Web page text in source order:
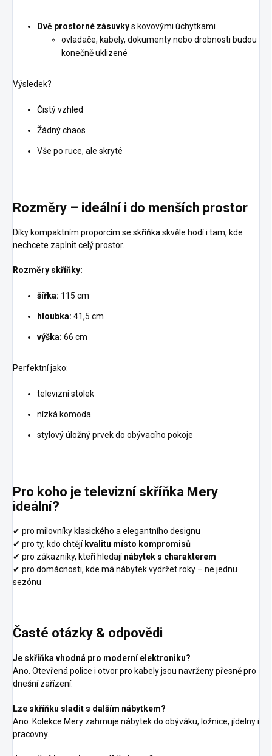
Dvě prostorné zásuvkys kovovými úchytkami
ovladače, kabely, dokumenty nebo drobnosti budou
konečně uklizené
Výsledek?
Čistý vzhled
Žádný chaos
Vše po ruce, ale skryté
Rozměry – ideální i do menších prostor
Díky kompaktním proporcím se skříňka skvěle hodí i tam, kde
nechcete zaplnit celý prostor.
Rozměry skříňky:
šířka: 115 cm
hloubka: 41,5 cm
výška: 66 cm
Perfektní jako:
televizní stolek
nízká komoda
stylový úložný prvek do obývacího pokoje
Pro koho je televizní skříňka Mery
ideální?
✔ pro milovníky klasického a elegantního designu
✔ pro ty, kdo chtějí kvalitu místo kompromisů
✔ pro zákazníky, kteří hledajínábytek s charakterem
✔ pro domácnosti, kde má nábytek vydržet roky – ne jednu
sezónu
Časté otázky & odpovědi
Je skříňka vhodná pro moderní elektroniku?
Ano. Otevřená police i otvor pro kabely jsou navrženy přesně pro
dnešní zařízení.
Lze skříňku sladit s dalším nábytkem?
Ano. Kolekce Mery zahrnuje nábytek do obýváku, ložnice, jídelny i
pracovny.